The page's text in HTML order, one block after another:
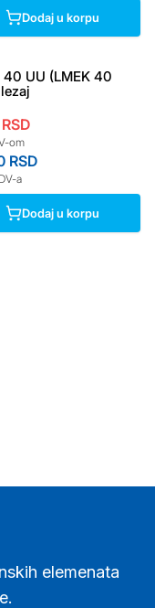
Dodaj u korpu
40 UU (LMEK 40
RSD
om
RSD
a
Dodaj u korpu
elemenata